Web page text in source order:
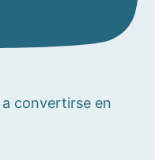
convertirse en